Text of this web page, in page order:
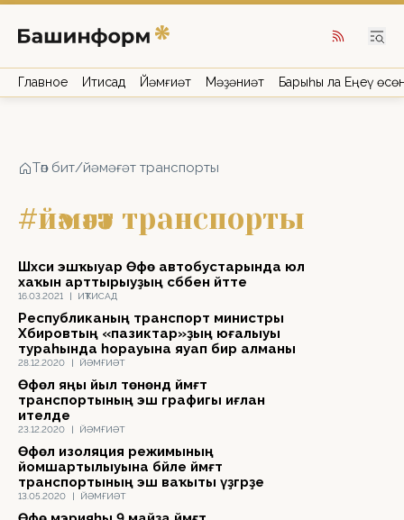
Главное Иҡтисад Йәмғиәт Мәҙәниәт Барыһы ла Еңеү
Төп бит/йәмәғәт транспорты
#йәмәғәт транспорты
16.03.2021 | ИҠТИСАД
Шәхси эшҡыуар Өфө автобустарында юл
хаҡын арттырыуҙың сәбәбен әйтте
28.12.2020 | ЙӘМҒИӘТ
Республиканың транспорт министры
Хәбировтың «пазиктар»ҙың юғалыуы
тураһында һорауына яуап бирә алманы
23.12.2020 | ЙӘМҒИӘТ
Өфөлә яңы йыл төнөндә йәмәғәт
транспортының эш графигы иғлан
ителде
13.05.2020 | ЙӘМҒИӘТ
Өфөлә изоляция режимының
йомшартылыуына бәйле йәмәғәт
транспортының эш ваҡыты үҙгәрҙе